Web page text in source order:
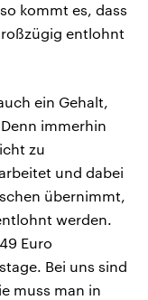
kommt es, dass
entlohnt
ein Gehalt,
immerhin
zu
und dabei
übernimmt,
werden.
Euro
Bei uns sind
muss man in